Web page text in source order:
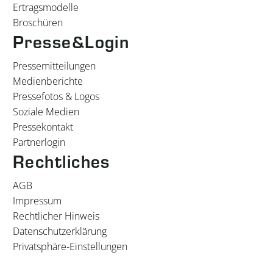
Ertragsmodelle
Broschüren
Presse&Login
Pressemitteilungen
Medienberichte
Pressefotos & Logos
Soziale Medien
Pressekontakt
Partnerlogin
Rechtliches
AGB
Impressum
Rechtlicher Hinweis
Datenschutzerklärung
Privatsphäre-Einstellungen